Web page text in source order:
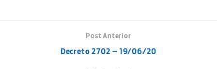
Post Anterior
Decreto 2702 – 19/06/20